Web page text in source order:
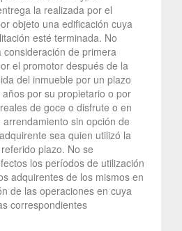
la realizada por el
objeto una edificación cuya
esté terminada. No
de primera
el promotor después de la
del inmueble por un plazo
por su propietario o por
de goce o disfrute o en
sin opción de
sea quien utilizó la
plazo. No se
los períodos de utilización
adquirentes de los mismos en
de las operaciones en cuya
correspondientes